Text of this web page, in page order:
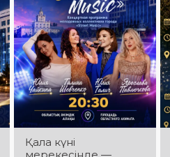
қатысатын «Алтын
дән» фестивалі өтеді!
Сіздерді жас
таланттардың
жарқын өнері, әсем
әндер, әсерлі билер
мен мерекелік көңіл
күй күтеді!
Қала күні